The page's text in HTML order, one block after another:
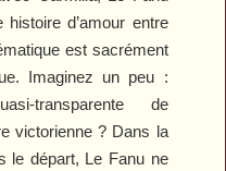
d’amour entre
est sacrément
Imaginez un peu :
transparente de
victorienne ? Dans la
le départ, Le Fanu ne